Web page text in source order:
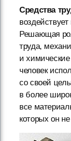
Средства
Решающая
труда,
и
человек
со своей
в более
все
которых он